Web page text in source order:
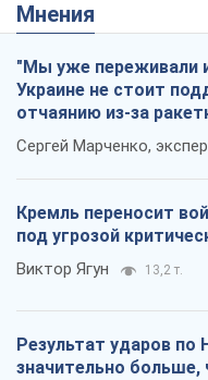
Мнения
"Мы уже переживали
Украине не стоит
отчаянию из-за
Сергей Марченко,
Кремль переносит
под угрозой
Виктор Ягун 13,2 т.
Результат ударов по
значительно